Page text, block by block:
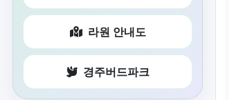
라원 안내도
경주버드파크